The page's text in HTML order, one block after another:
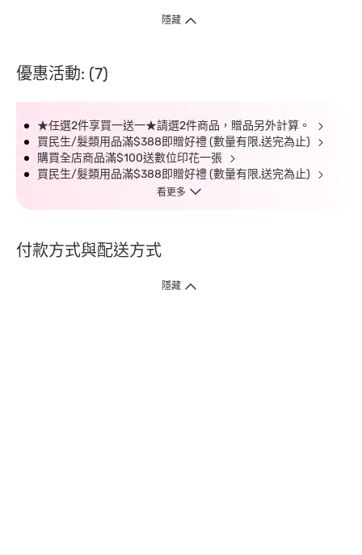
隱藏
優惠活動: (7)
★任選2件享買一送一★請選2件商品，贈品另外計算。
買民生/髮類用品滿$388即贈好禮 (數量有限,送完為止)
購買全店商品滿$100送數位印花一張
買民生/髮類用品滿$388即贈好禮 (數量有限,送完為止)
看更多
付款方式與配送方式
隱藏